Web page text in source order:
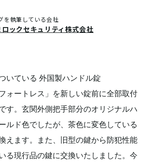
を執筆している会社
ックセキュリティ株式会社
いている 外国製ハンドル錠
ォートレス」を新しい錠前に全部取付
す。玄関外側把手部分のオリジナルハ
ルド色でしたが、茶色に変色している
えます。また、旧型の鍵から防犯性能
る現行品の鍵に交換いたしました。今